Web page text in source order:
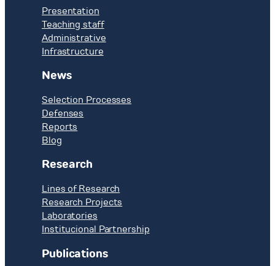
Presentation
Teaching staff
Administrative
Infrastructure
News
Selection Processes
Defenses
Reports
Blog
Research
Lines of Research
Research Projects
Laboratories
Institucional Partnership
Publications